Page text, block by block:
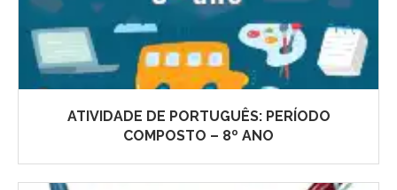
ATIVIDADE DE PORTUGUÊS: PERÍODO
COMPOSTO – 8º ANO